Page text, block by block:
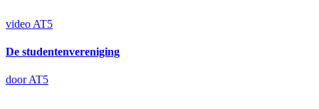
video AT5
De studentenvereniging
door AT5